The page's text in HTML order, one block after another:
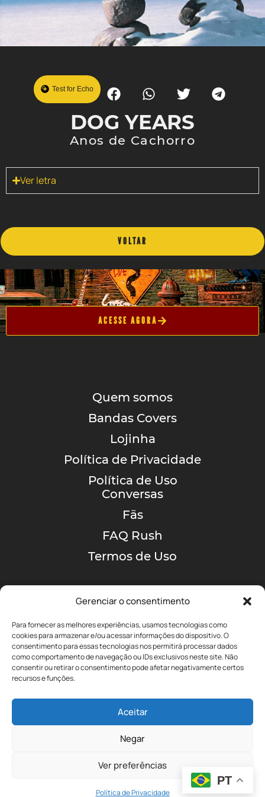
Gerenciar o consentimento
Para fornecer as melhores experiências, usamos tecnologias como
cookies para armazenar e/ou acessar informações do dispositivo. O
consentimento para essas tecnologias nos permitirá processar dados
como comportamento de navegação ou IDs exclusivos neste site. Não
consentir ou retirar o consentimento pode afetar negativamente certos
recursos e funções.
Aceitar
Negar
Ver preferências
Política de Privacidade
Test for Echo
DOG YEARS
Anos de Cachorro
Ver letra
VOLTAR
ACESSE AGORA
Quem somos
Bandas Covers
Lojinha
Política de Privacidade
Política de Uso
Conversas
Fãs
FAQ Rush
Termos de Uso
A MAIOR COMUNIDADE
DE RUSH NO BRASIL!
yyz@portalrushbrasil.com.br
PT